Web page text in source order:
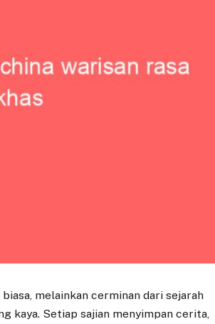
melainkan cerminan dari sejarah
kaya. Setiap sajian menyimpan cerita,